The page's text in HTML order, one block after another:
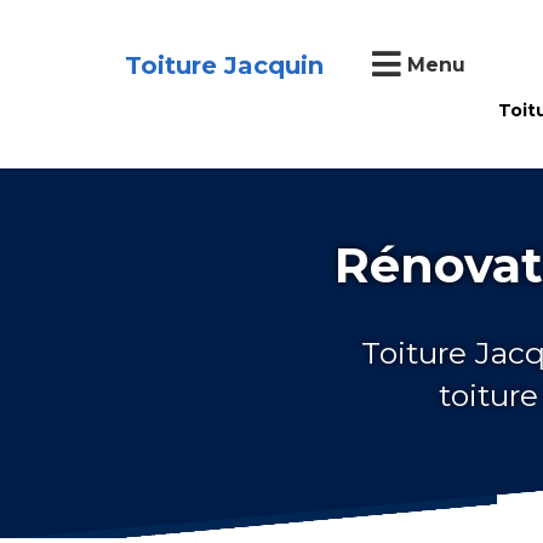
Toiture Jacquin Menu
Toiture
toiture